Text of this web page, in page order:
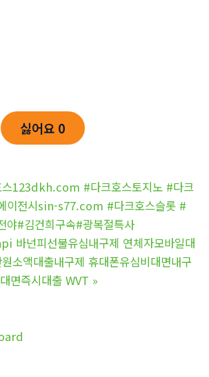
싫어요 0
스123dkh.com #다크호스토지노 #다크
이전시sin-s77.com #다크호스슬롯 #
야#김건희구속#광복절특사
바넌피선불유심내구제 연체자모바일대
소액대출내구제 휴대폰유심비대면내구
면즉시대출 WVT »